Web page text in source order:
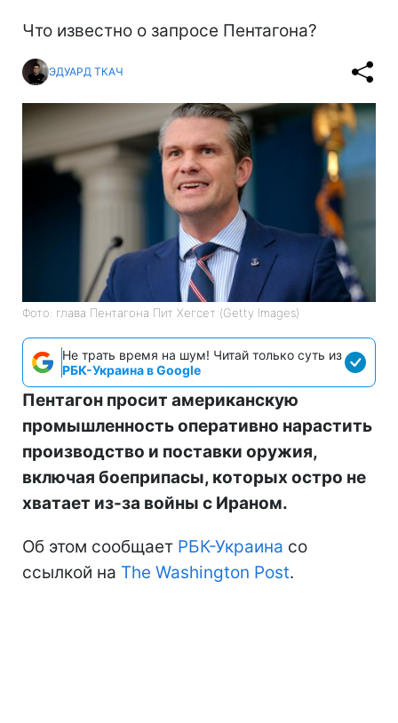
Что известно о запросе Пентагона?
ЭДУАРД ТКАЧ
Фото: глава Пентагона Пит Хегсет (Getty Images)
Не трать время на шум! Читай только суть из
РБК-Украина в Google
Пентагон просит американскую
промышленность оперативно нарастить
производство и поставки оружия,
включая боеприпасы, которых остро не
хватает из-за войны с Ираном.
Об этом сообщает РБК-Украина со
ссылкой на The Washington Post.